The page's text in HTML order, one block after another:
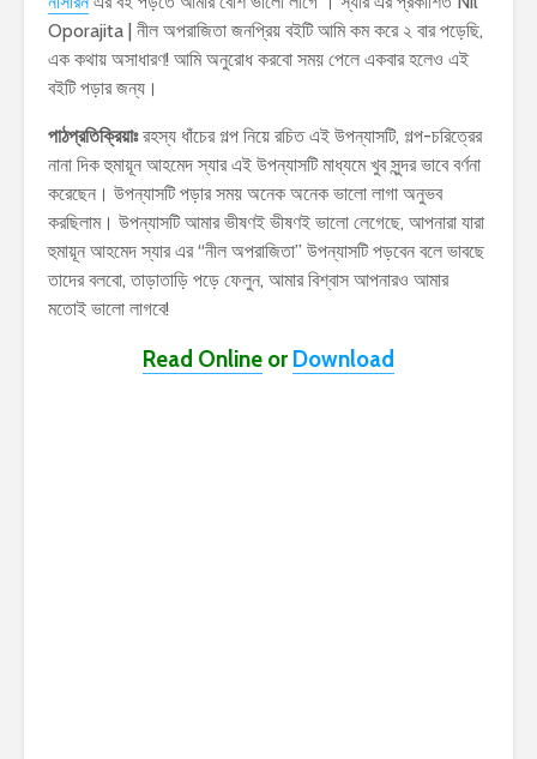
Oporajita | নীল অপরাজিতা জনপ্রিয় বইটি আমি কম করে ২ বার পড়েছি,
এক কথায় অসাধারণ! আমি অনুরোধ করবো সময় পেলে একবার হলেও এই
বইটি পড়ার জন্য।
পাঠপ্রতিক্রিয়াঃরহস্য ধাঁচের গল্প নিয়ে রচিত এই উপন্যাসটি, গল্প-চরিত্রের
নানা দিক হুমায়ূন আহমেদ স্যার এই উপন্যাসটি মাধ্যমে খুব সুন্দর ভাবে বর্ণনা
করেছেন। উপন্যাসটি পড়ার সময় অনেক অনেক ভালো লাগা অনুভব
করছিলাম। উপন্যাসটি আমার ভীষণই ভীষণই ভালো লেগেছে, আপনারা যারা
হুমায়ূন আহমেদ স্যার এর “নীল অপরাজিতা” উপন্যাসটি পড়বেন বলে ভাবছে
তাদের বলবো, তাড়াতাড়ি পড়ে ফেলুন, আমার বিশ্বাস আপনারও আমার
মতোই ভালো লাগবে!
Read Online or Download